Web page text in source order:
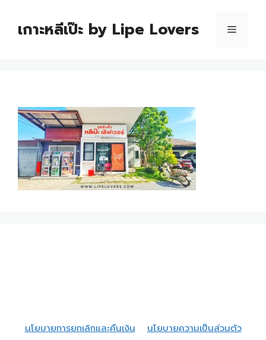
เกาะหลีเป๊ะ by Lipe Lovers
นโยบายการยกเลิกและคืนเงิน
นโยบายความเป็นส่วนตัว